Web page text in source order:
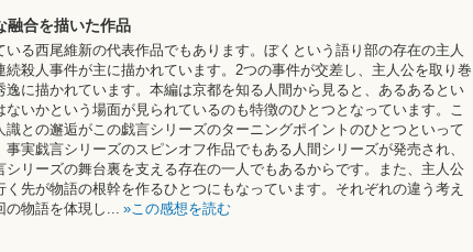
融合を描いた作品
る西尾維新の代表作品でもあります。ぼくという語り部の存在の主人
殺人事件が主に描かれています。2つの事件が交差し、主人公を取り巻
逸に描かれています。本編は京都を知る人間から見ると、あるあるとい
いかという場面が見られているのも特徴のひとつとなっています。こ
との邂逅がこの戯言シリーズのターニングポイントのひとつといって
実戯言シリーズのスピンオフ作品でもある人間シリーズが発売され、
リーズの舞台裏を支える存在の一人でもあるからです。また、主人公
先が物語の根幹を作るひとつにもなっています。それぞれの違う考え
の物語を体現し...
この感想を読む